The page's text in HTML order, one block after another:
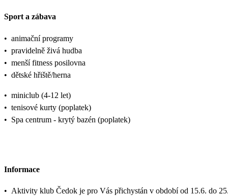
Sport a zábava
• animační programy
• pravidelně živá hudba
• menší fitness posilovna
• dětské hřiště/herna
• miniclub (4-12 let)
• tenisové kurty (poplatek)
• Spa centrum - krytý bazén (poplatek)
Informace
• Aktivity klub Čedok je pro Vás přichystán v období od 15.6. do